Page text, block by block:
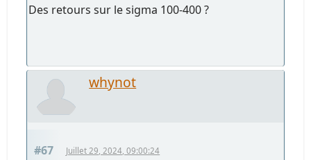
Des retours sur le sigma 100-400 ?
whynot
#67 Juillet 29, 2024, 09:00:24